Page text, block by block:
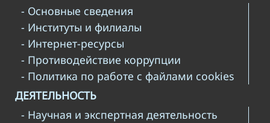
- Основные сведения
- Институты и филиалы
- Интернет-ресурсы
- Противодействие коррупции
- Политика по работе с файлами cookies
ДЕЯТЕЛЬНОСТЬ
- Научная и экспертная деятельность